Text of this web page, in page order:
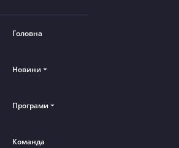
Головна
Новини
Програми
Команда